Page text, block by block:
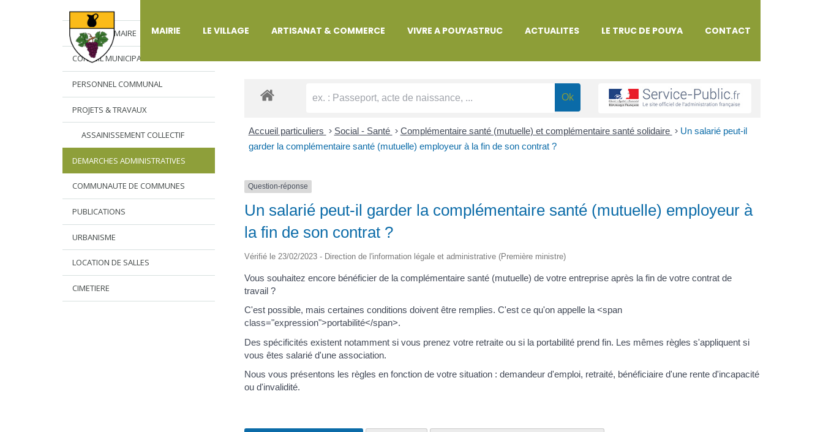
MAIRIE LE VILLAGE ARTISANAT & COMMERCE VIVRE A POUYASTRUC ACTUALITES LE TRUC DE POUYA CONTACT
L’EDITO DU MAIRE
CONSEIL MUNICIPAL
PERSONNEL COMMUNAL
PROJETS & TRAVAUX
ASSAINISSEMENT COLLECTIF
DEMARCHES ADMINISTRATIVES
COMMUNAUTE DE COMMUNES
PUBLICATIONS
URBANISME
LOCATION DE SALLES
CIMETIERE
DÉMARCHES ADMINISTRATIVES
Accueil particuliers > Social - Santé > Complémentaire santé (mutuelle) et complémentaire santé solidaire > Un salarié peut-il
garder la complémentaire santé (mutuelle) employeur à la fin de son contrat ?
Question-réponse
Un salarié peut-il garder la complémentaire santé (mutuelle) employeur à
la fin de son contrat ?
Vérifié le 23/02/2023 - Direction de l'information légale et administrative (Première ministre)
Vous souhaitez encore bénéficier de la complémentaire santé (mutuelle) de votre entreprise après la fin de votre contrat de
travail ?
C'est possible, mais certaines conditions doivent être remplies. C'est ce qu'on appelle la <span
class="expression">portabilité</span>.
Des spécificités existent notamment si vous prenez votre retraite ou si la portabilité prend fin. Les mêmes règles s'appliquent si
vous êtes salarié d'une association.
Nous vous présentons les règles en fonction de votre situation : demandeur d'emploi, retraité, bénéficiaire d'une rente d'incapacité
ou d'invalidité.